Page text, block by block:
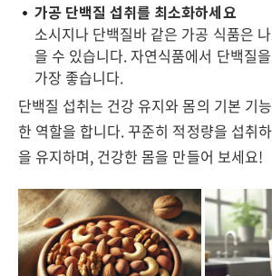
가공 단백질 섭취를 최소화하세요
소시지나 단백질바 같은 가공 식품은
을 수 있습니다. 자연식품에서 단백질
가장 좋습니다.
단백질 섭취는 건강 유지와 몸의 기본 기
한 역할을 합니다. 꾸준히 적정량을 섭취
을 유지하며, 건강한 몸을 만들어 보세요!